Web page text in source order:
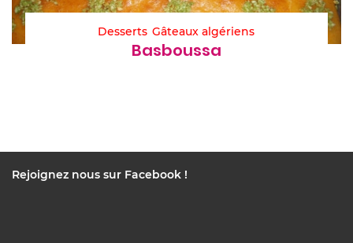
Desserts Gâteaux algériens
Basboussa
Rejoignez nous sur Facebook !